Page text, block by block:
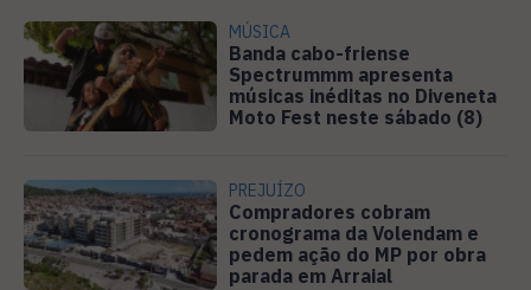
MÚSICA
Banda cabo-friense
Spectrummm apresenta
músicas inéditas no Diveneta
Moto Fest neste sábado (8)
PREJUÍZO
Compradores cobram
cronograma da Volendam e
pedem ação do MP por obra
parada em Arraial